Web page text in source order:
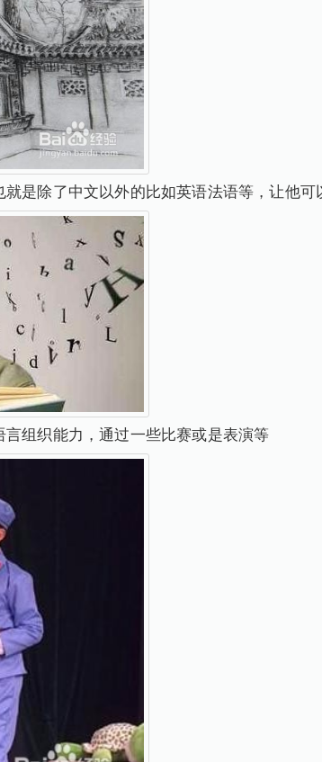
是除了中文以外的比如英语法语等，让他可
组织能力，通过一些比赛或是表演等